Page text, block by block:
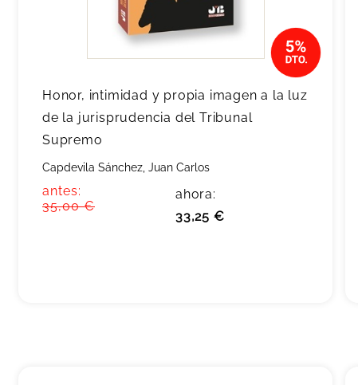
Honor, intimidad y propia imagen a la luz
de la jurisprudencia del Tribunal
Supremo
Capdevila Sánchez, Juan Carlos
antes:
35,00 €
ahora:
33,25 €